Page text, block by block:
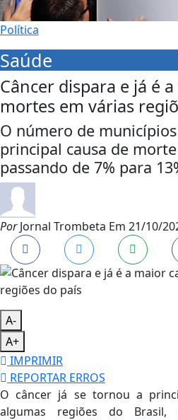
Política
Saúde
Câncer dispara e já é
mortes em várias
O número de
principal causa de
passando de 7% para
PorJornal Trombeta Em 21/10/
A-
A+
IMPRIMIR
REPORTAR ERROS
O câncer já se tornou a
algumas regiões do Brasil,